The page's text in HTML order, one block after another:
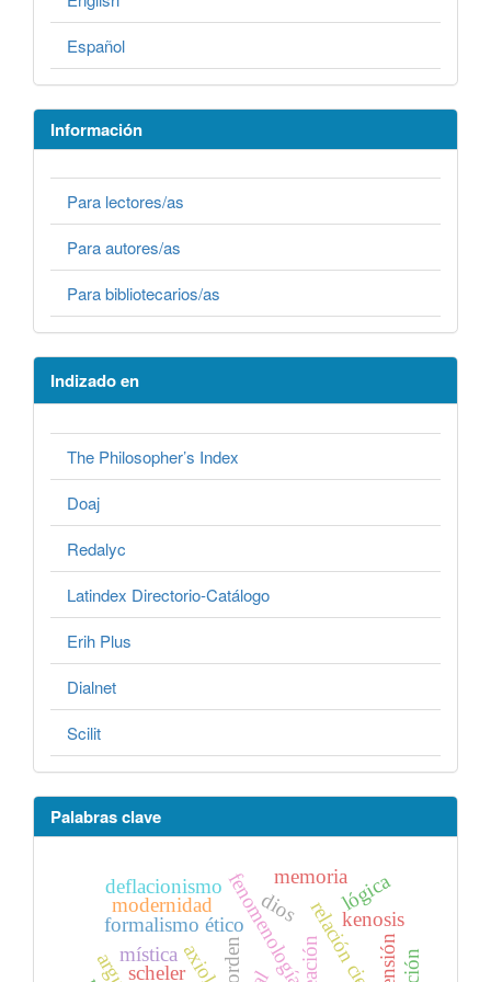
Español
Información
Para lectores/as
Para autores/as
Para bibliotecarios/as
Indizado en
The Philosopher’s Index
Doaj
Redalyc
Latindex Directorio-Catálogo
Erih Plus
Dialnet
Scilit
Palabras clave
scheler fenomenología
formalismo ético kenosis
modernidad
deflacionismo
dios
orden
mística
lógica
memoria
tensión